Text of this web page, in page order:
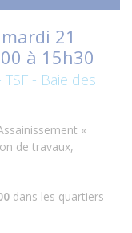
21
à 15h30
- Baie des
«
de travaux,
dans les quartiers